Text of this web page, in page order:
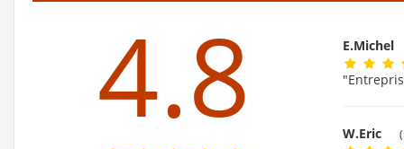
4.8 E.Michel
W.Eric